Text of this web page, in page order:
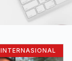
INTERNASIONAL